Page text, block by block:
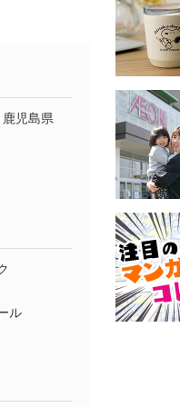
鹿児島県
ル